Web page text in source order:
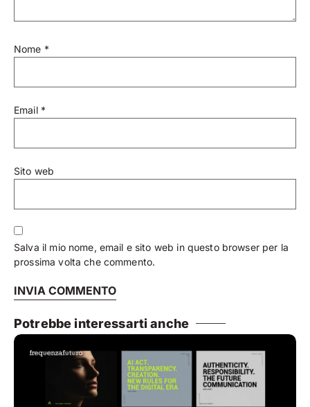
Nome *
Email *
Sito web
Salva il mio nome, email e sito web in questo browser per la
prossima volta che commento.
Potrebbe interessarti anche